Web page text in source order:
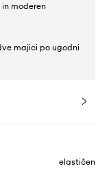
moderen
majici po ugodni
elastičen